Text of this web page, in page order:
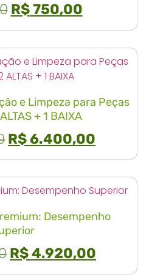
R$750,00
e Limpeza para Peças
+ 1 BAIXA
R$6.400,00
Desempenho
R$4.920,00